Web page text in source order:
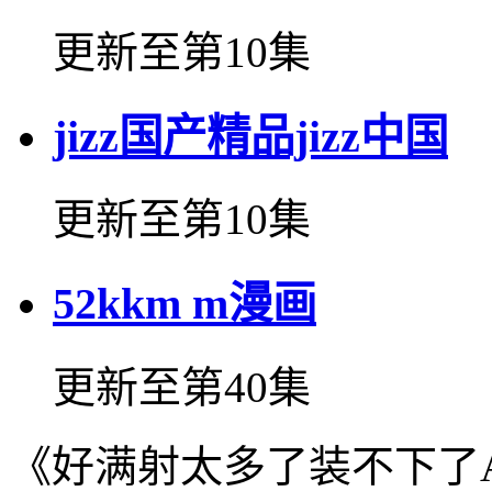
更新至第10集
jizz国产精品jizz中国
更新至第10集
52kkm m漫画
更新至第40集
《好满射太多了装不下